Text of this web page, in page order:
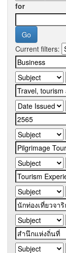
for
Current filters: